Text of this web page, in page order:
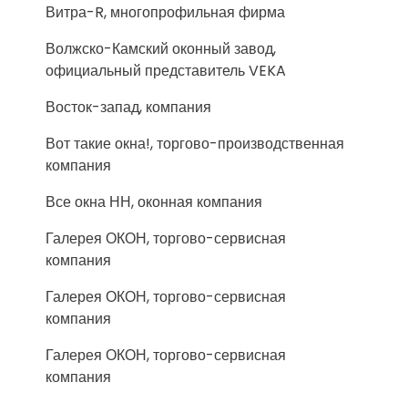
Витра-R, многопрофильная фирма
Волжско-Камский оконный завод,
официальный представитель VEKA
Восток-запад, компания
Вот такие окна!, торгово-производственная
компания
Все окна НН, оконная компания
Галерея ОКОН, торгово-сервисная
компания
Галерея ОКОН, торгово-сервисная
компания
Галерея ОКОН, торгово-сервисная
компания